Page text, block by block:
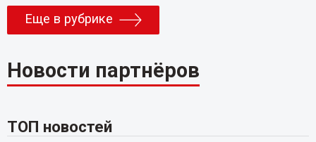
Еще в рубрике
Новости партнёров
ТОП новостей